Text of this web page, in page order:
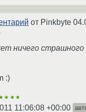
от Pinkbyte
ничего страшного
:)
11:06:08 +00:00